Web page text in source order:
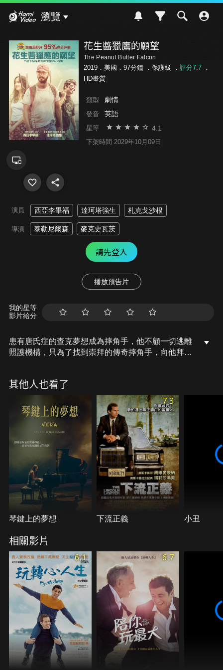
瀏覽
花生醬獵鷹的願望
The Peanut Butter Falcon
2019．美國．97分鐘 ． 保護級 ． 評分7.7．
HD畫質
類型 劇情
發音 英語
星等 4.1
下架時間 2029年10月09日
演員 西亞李畢福 達珂塔強生 札克戈沙根
導演 泰勒尼爾森 麥克史瓦茨
請先登入
播放預告片
我的星等
影片給分
患有唐氏症的查克夢想成為摔角手，他不顧一切逃離
照護機構，只為了找到崇拜的傳奇摔角手，向他拜師
至。堅毅的生存者遇見不黯世故的純真靈魂，駕起一
葉扁舟，他們在逐夢途上碰撞出愛與友誼的火花。
其他人也看了
琴鍵上的夢想
7.3
下流正義 小丑
相關影片
6.1 6.7